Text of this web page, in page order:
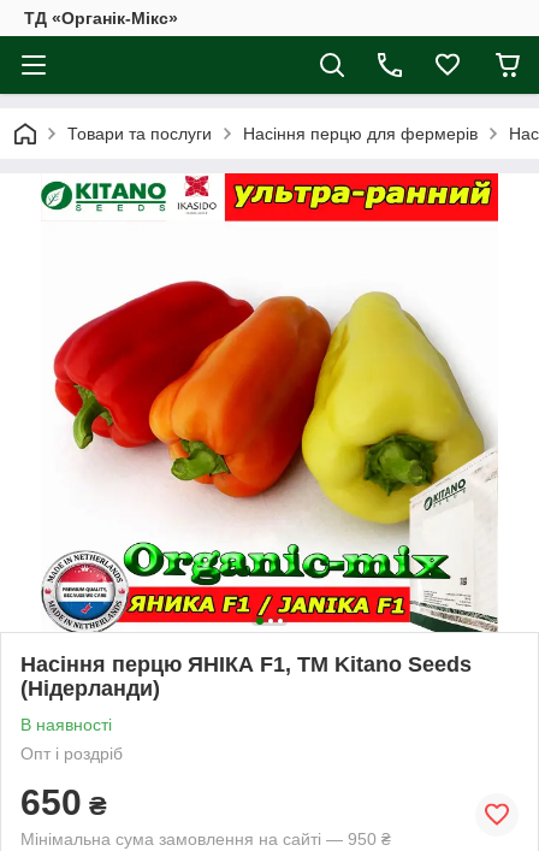
ТД «Органік-Мікс»
Товари та послуги Насіння перцю для фермерів
Насіння перцю ЯНІКА F1, ТМ Kitano Seeds
(Нідерланди)
В наявності
Опт і роздріб
650 ₴
Мінімальна сума замовлення на сайті — 950 ₴